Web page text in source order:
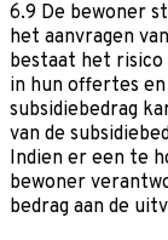
6.9 De bewoner
het aanvragen
bestaat het risico
in hun offertes
subsidiebedrag
van de
Indien er een te
bewoner
bedrag aan de